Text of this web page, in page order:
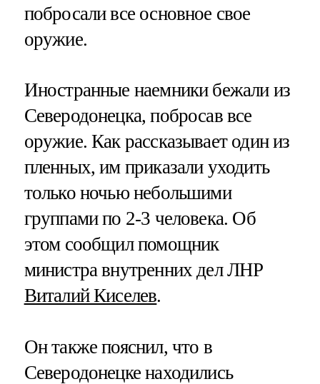
побросали все основное свое
оружие.
Иностранные наемники бежали из
Северодонецка, побросав все
оружие. Как рассказывает один из
пленных, им приказали уходить
только ночью небольшими
группами по 2-3 человека. Об
этом сообщил помощник
министра внутренних дел ЛНР
Виталий Киселев.
Он также пояснил, что в
Северодонецке находились